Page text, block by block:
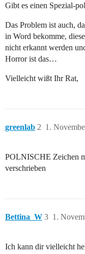
Gibt es einen Spezial-
Das Problem ist auch,
in Word bekomme,
nicht erkannt werden
Horror ist das…
Vielleicht wißt Ihr Rat,
greenlab 1.
2
POLNISCHE Zeichen
verschrieben
Bettina_W 1.
3
Ich kann dir vielleicht